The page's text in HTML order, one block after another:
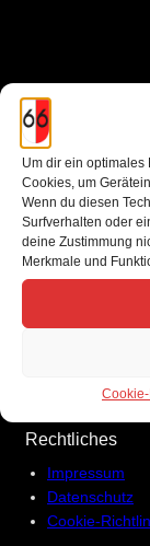
Um dir ein optimales
Cookies, um
Wenn du diesen
Surfverhalten oder
deine Zustimmung
Merkmale und
Postfach 201 724
Rechtliches
Impressum
Datenschutz
Cookie-